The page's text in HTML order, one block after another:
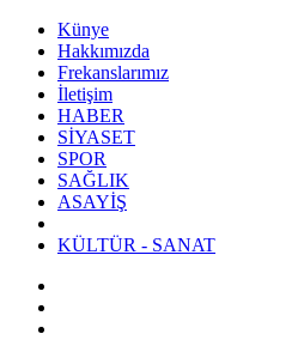
Künye
Hakkımızda
Frekanslarımız
İletişim
HABER
SİYASET
SPOR
SAĞLIK
ASAYİŞ
KÜLTÜR - SANAT